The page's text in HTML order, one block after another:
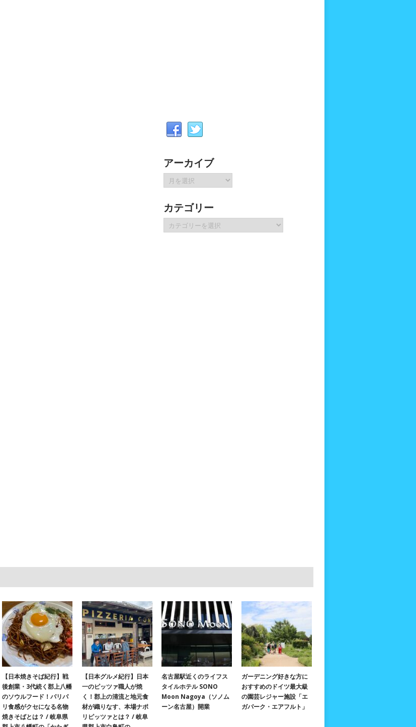
アーカイブ
ア
ー
イ
ブ
カテゴリー
テ
【日本焼きそば紀行】戦
後創業・3代続く郡上八幡
のソウルフード！パリパ
リ食感がクセになる名物
焼きそばとは？ / 岐阜県
【日本グルメ紀行】日本
一のピッツァ職人が焼
く！郡上の清流と地元食
材が織りなす、本場ナポ
リピッツァとは？ / 岐阜
名古屋駅近くのライフス
タイルホテル SONO
Moon Nagoya（ソノム
ーン名古屋）開業
ガーデニング好きな方に
おすすめのドイツ最大級
の園芸レジャー施設「エ
ガパーク・エアフルト」